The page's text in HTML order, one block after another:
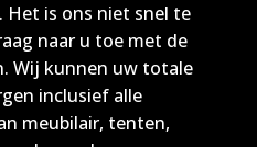
Het is ons niet snel te
naar u toe met de
Wij kunnen uw totale
inclusief alle
meubilair, tenten,